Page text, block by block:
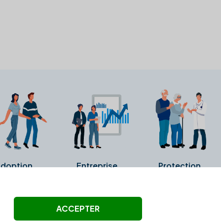
Entreprise Protection
ni été vérifiés par Alexia.fr.
ACCEPTER